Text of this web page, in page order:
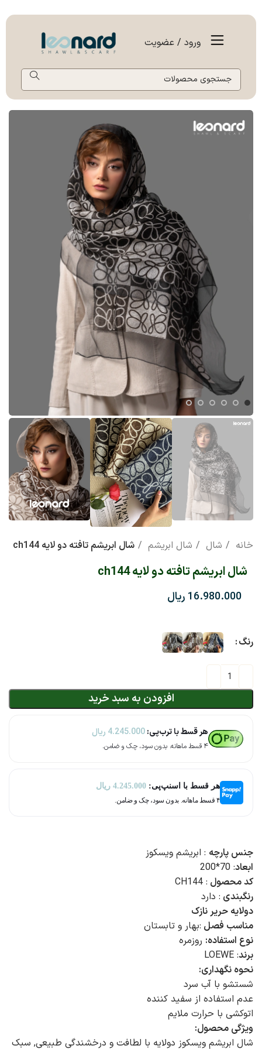
ورود / عضویت
خانه شال شال ابریشم شال ابریشم تافته دو لایه ch144
شال ابریشم تافته دو لایه ch144
ریال
رنگ
افزودن به سبد خرید
هر قسط با ترب‌پی:4.245.000 ریال
۴ قسط ماهانه. بدون سود، چک و ضامن.
هر قسط با اسنپ‌پی: 4.245.000 ریال
۴ قسط ماهانه. بدون سود، چک و ضامن.
جنس پارچه : ابریشم ویسکوز
ابعاد: 70*200
کد محصول : CH144
رنگبندی : دارد
دولایه حریر نازک
مناسب فصل :بهار و تابستان
نوع استفاده: روزمره
برند: LOEWE
نحوه نگهداری:
شستشو با آب سرد
عدم استفاده از سفید کننده
اتوکشی با حرارت ملایم
ویژگی محصول:
شال ابریشم ویسکوز دولایه با لطافت و درخشندگی طبیعی, سبک